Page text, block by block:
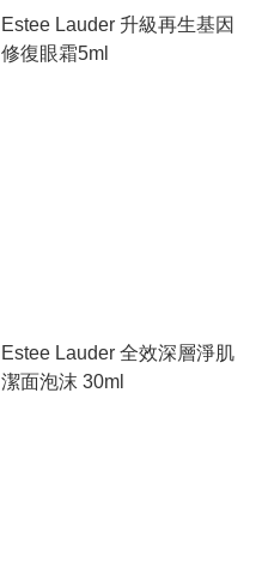
Estee Lauder 升級再生基因
修復眼霜5ml
Estee Lauder 全效深層淨肌
潔面泡沫 30ml